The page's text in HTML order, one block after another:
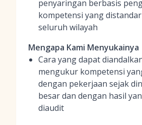
penyaringan berbasis
kompetensi yang
seluruh wilayah
Mengapa Kami Menyukainya
Cara yang dapat
mengukur kompetensi
dengan pekerjaan sejak
besar dan dengan hasil
diaudit